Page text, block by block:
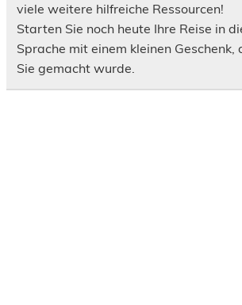
viele weitere hilfreiche Ressourcen!
Starten Sie noch heute Ihre Reise in
Sprache mit einem kleinen Geschenk,
Sie gemacht wurde.